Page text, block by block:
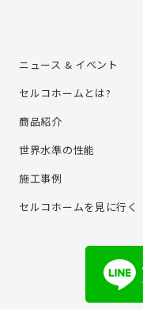
ニュース & イベント
セルコホームとは?
商品紹介
世界水準の性能
施⼯事例
セルコホームを⾒に⾏く